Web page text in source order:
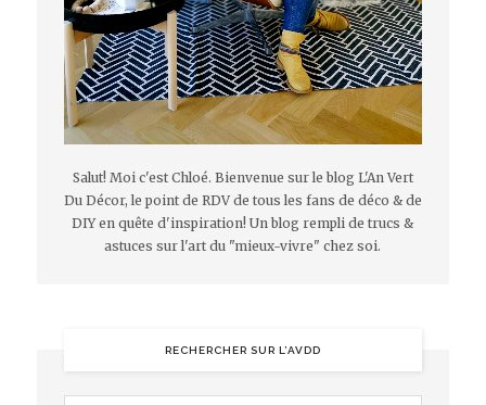
Salut! Moi c'est Chloé. Bienvenue sur le blog L'An Vert
Du Décor, le point de RDV de tous les fans de déco & de
DIY en quête d'inspiration! Un blog rempli de trucs &
astuces sur l'art du "mieux-vivre" chez soi.
RECHERCHER SUR L’AVDD